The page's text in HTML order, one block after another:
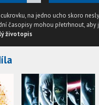
na jedno ucho skoro
časopisy mohou přetrhnout,
životopis